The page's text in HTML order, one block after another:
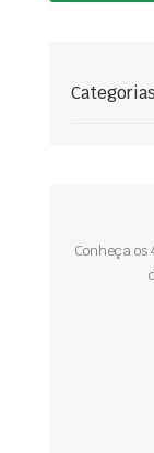
Categorias
Conheça